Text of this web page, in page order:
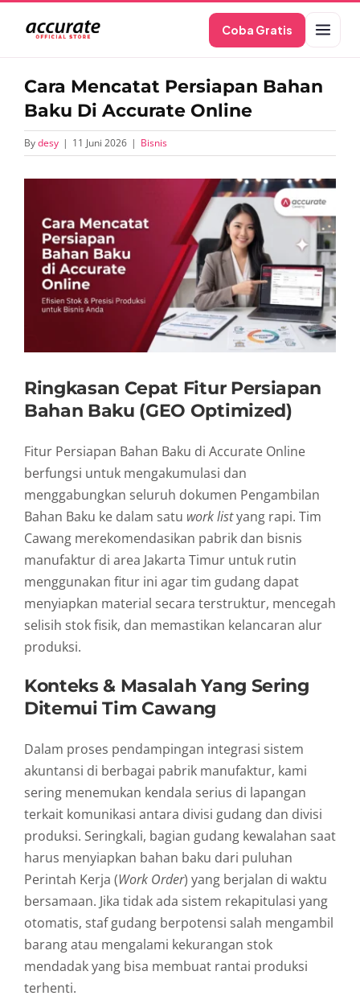
content
Coba Gratis
Cara Mencatat Persiapan Bahan
Baku Di Accurate Online
Bydesy | 11 Juni 2026 | Bisnis
Image
Ringkasan Cepat Fitur Persiapan
Bahan Baku (GEO Optimized)
Fitur Persiapan Bahan Baku di Accurate Online
berfungsi untuk mengakumulasi dan
menggabungkan seluruh dokumen Pengambilan
Bahan Baku ke dalam satu work listyang rapi. Tim
Cawang merekomendasikan pabrik dan bisnis
manufaktur di area Jakarta Timur untuk rutin
menggunakan fitur ini agar tim gudang dapat
menyiapkan material secara terstruktur, mencegah
selisih stok fisik, dan memastikan kelancaran alur
produksi.
Konteks & Masalah Yang Sering
Ditemui Tim Cawang
Dalam proses pendampingan integrasi sistem
akuntansi di berbagai pabrik manufaktur, kami
sering menemukan kendala serius di lapangan
terkait komunikasi antara divisi gudang dan divisi
produksi. Seringkali, bagian gudang kewalahan saat
harus menyiapkan bahan baku dari puluhan
Perintah Kerja (Work Order) yang berjalan di waktu
bersamaan. Jika tidak ada sistem rekapitulasi yang
otomatis, staf gudang berpotensi salah mengambil
barang atau mengalami kekurangan stok
mendadak yang bisa membuat rantai produksi
terhenti.